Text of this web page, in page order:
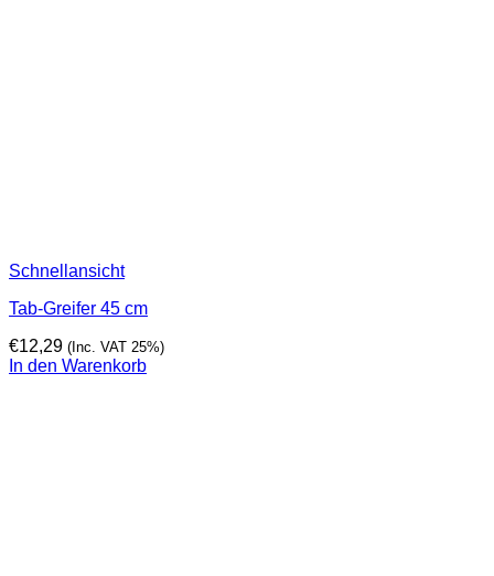
Schnellansicht
Tab-Greifer 45 cm
€12,29 (Inc. VAT 25%)
In den Warenkorb